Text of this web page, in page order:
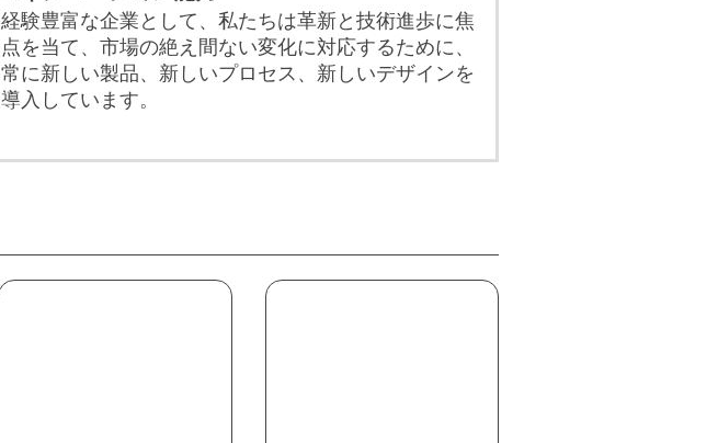
経験豊富な企業として、私たちは革新と技術進歩に焦
点を当て、市場の絶え間ない変化に対応するために、
常に新しい製品、新しいプロセス、新しいデザインを
導入しています。